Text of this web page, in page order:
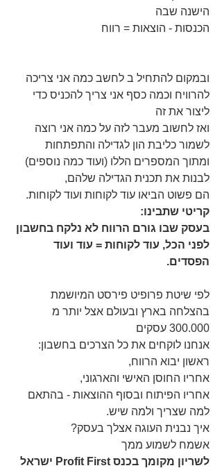
הישנה שבה
הכנסות - הוצאות = רווח
ובמקום להתחיל ב לחשב כמה אני צריכה
להרוויח וכמה כסף אני צריך להכניס כדי
ליצור את זה
ואז לחשוב מעבר לזה על כמה אני רוצה
לשמור כליבת הון לגדילה והתפתחות
ומתוך המספרים הללו (ועוד כמה נוספים)
לבנות את תכנית הגדילה שלהם,
הם פשוט הביאו עוד לקוחות ועוד לקוחות.
קריטי שתבינו:
בעסק שבו גורם הרווח לא נלקח בחשבון
לפני הכל, עוד לקוחות = עוד ועוד
הפסדים.
לפי שיטת פרופיט פירסט המיושמת
בהצלחה בארץ ובעולם אצל יותר מ
300.000 עסקים
אנחנו לוקחים את כל הצרכים בחשבון:
ראשון יבוא הרווח,
אחריו החוסן האישי והארגוני,
אחריו הפיתוח ובסוף ההוצאות - בהתאם
למה שצריך ולמה שיש.
איך נבנית העוגה אצלך בעסק?
אשמח לשמוע ממך
לשריון מקומך בכנס Profit First ישראל